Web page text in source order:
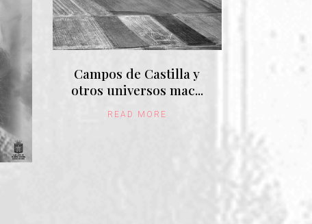
Campos de Castilla y
otros universos mac...
READ MORE